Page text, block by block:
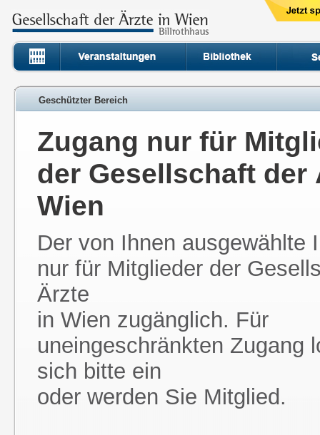
Geschützter Bereich
Zugang nur für
der Gesellschaft der
Wien
Der von Ihnen ausgewählte
nur für Mitglieder der
Ärzte
in Wien zugänglich. Für
uneingeschränkten Zugang
sich bitte ein
oder werden Sie Mitglied.